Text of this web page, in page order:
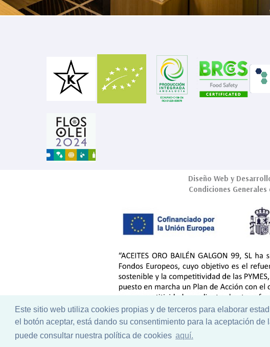
Este sitio web utiliza cookies propias y de terceros para elaborar
el botón aceptar, está dando su consentimiento para la aceptación
puede consultar nuestra política de cookies aquí.
Diseño Web y
Condiciones Generales